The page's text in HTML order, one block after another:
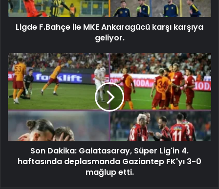
Ligde F.Bahçe ile MKE Ankaragücü karşı karşıya
geliyor.
Son Dakika: Galatasaray, Süper Lig'in 4.
haftasında deplasmanda Gaziantep FK'yı 3-0
mağlup etti.